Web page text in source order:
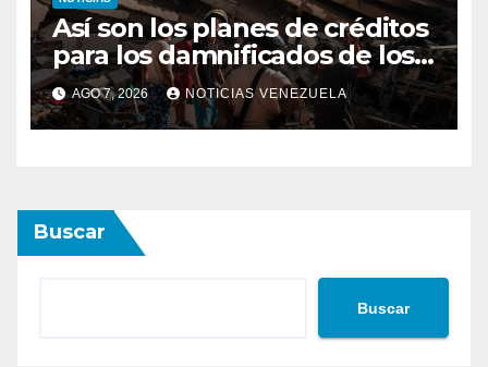
Así son los planes de créditos
para los damnificados de los
terremotos
AGO 7, 2026 NOTICIAS VENEZUELA
Buscar
Buscar